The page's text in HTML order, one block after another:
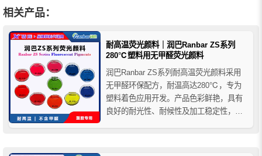
相关产品：
耐高温荧光颜料｜润巴Ranbar ZS系列
280℃塑料用无甲醛荧光颜料
润巴Ranbar ZS系列耐高温荧光颜料采用
无甲醛环保配方，耐温高达280℃，专为
塑料着色应用开发。产品色彩鲜艳，具有
良好的耐光性、耐候性及加工稳定性，适